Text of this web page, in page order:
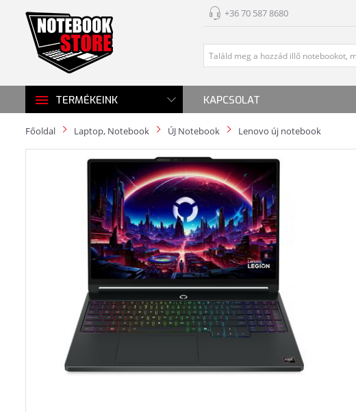
+36 70 587 8680
TERMÉKEINK KAPCSOLAT
Főoldal Laptop, Notebook ÚJ Notebook Lenovo új notebook